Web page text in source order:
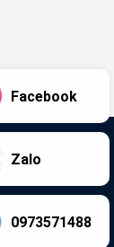
Facebook
Zalo
0973571488